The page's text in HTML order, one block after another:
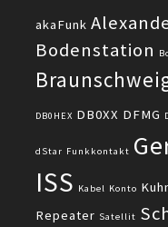
akaFunk
Bodenstation
DB0HEX DB0XX DFMG
dStar Funkkontakt
ISS Kabel Konto
Repeater Satellit